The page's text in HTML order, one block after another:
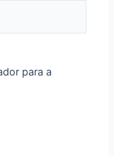
para a